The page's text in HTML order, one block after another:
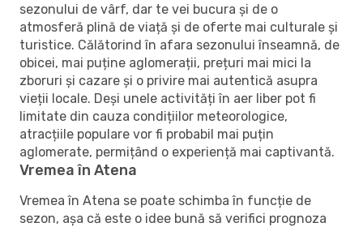
sezonului de vârf, dar te vei bucura și de o
atmosferă plină de viață și de oferte mai culturale și
turistice. Călătorind în afara sezonului înseamnă, de
obicei, mai puține aglomerații, prețuri mai mici la
zboruri și cazare și o privire mai autentică asupra
vieții locale. Deși unele activități în aer liber pot fi
limitate din cauza condițiilor meteorologice,
atracțiile populare vor fi probabil mai puțin
aglomerate, permițând o experiență mai captivantă.
Vremea în Atena
Vremea în Atena se poate schimba în funcție de
sezon, așa că este o idee bună să verifici prognoza